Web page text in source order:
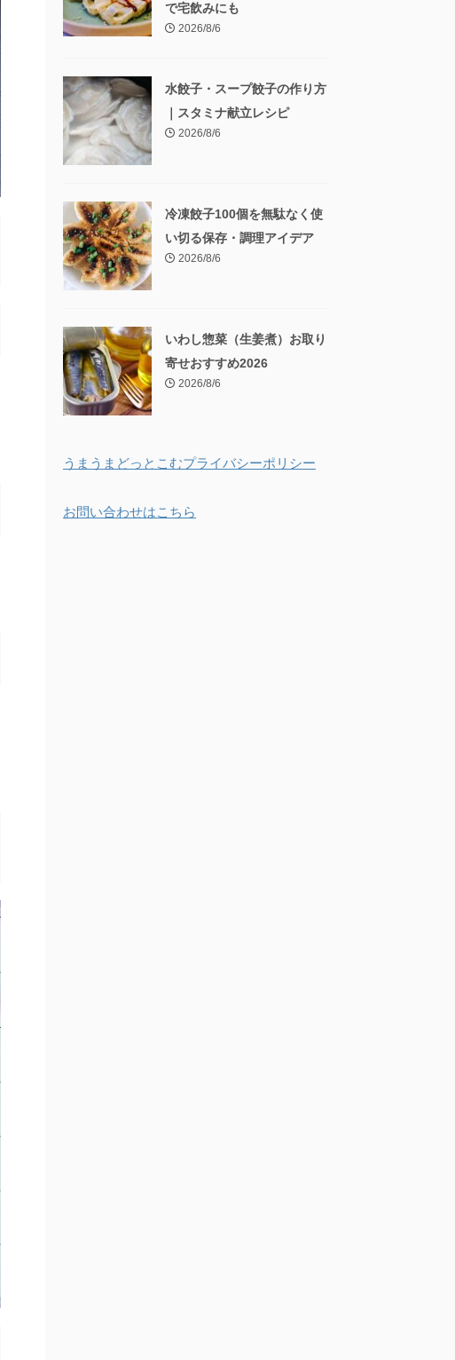
で宅飲みにも
2026/8/6
水餃子・スープ餃子の作り方
｜スタミナ献立レシピ
2026/8/6
冷凍餃子100個を無駄なく使
い切る保存・調理アイデア
2026/8/6
いわし惣菜（生姜煮）お取り
寄せおすすめ2026
2026/8/6
うまうまどっとこむプライバシーポリシー
お問い合わせはこちら